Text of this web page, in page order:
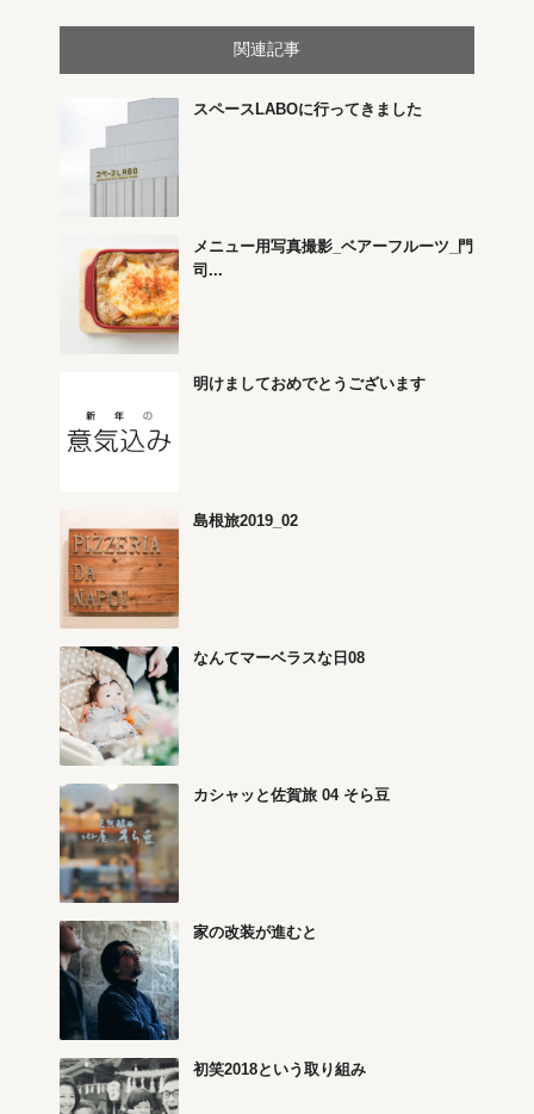
関連記事
スペースLABOに行ってきました
メニュー用写真撮影_ベアーフルーツ_門
司...
明けましておめでとうございます
島根旅2019_02
なんてマーベラスな日08
カシャッと佐賀旅 04 そら豆
家の改装が進むと
初笑2018という取り組み